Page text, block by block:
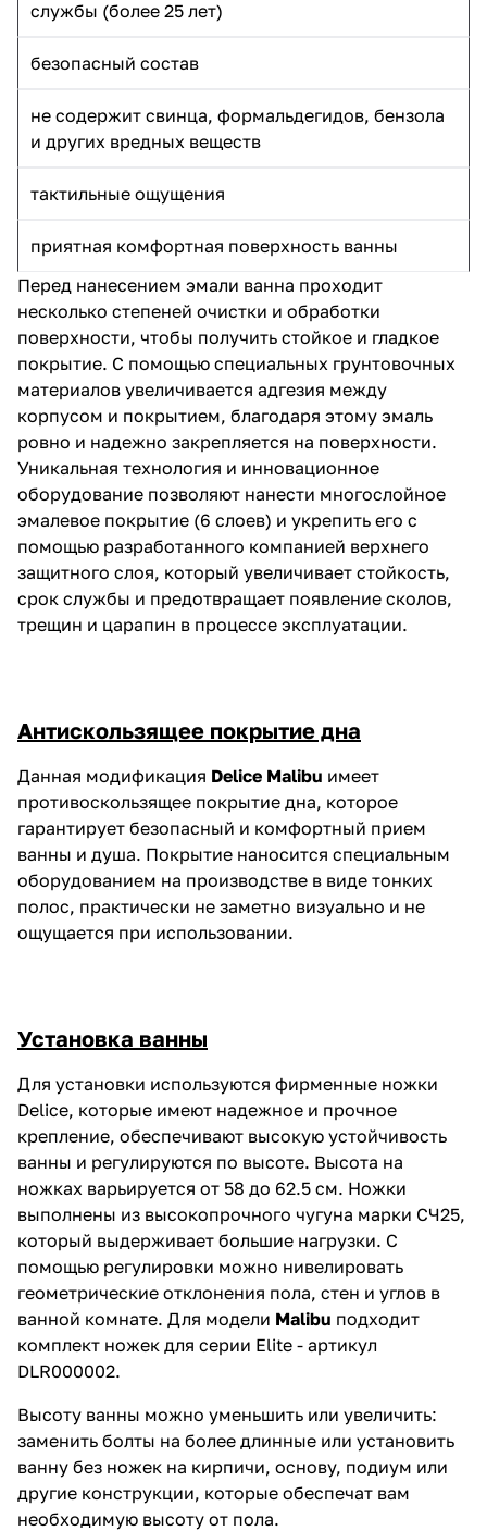
службы (более 25 лет)
безопасный состав
не содержит свинца, формальдегидов, бензола
и других вредных веществ
тактильные ощущения
приятная комфортная поверхность ванны
Перед нанесением эмали ванна проходит
несколько степеней очистки и обработки
поверхности, чтобы получить стойкое и гладкое
покрытие. С помощью специальных грунтовочных
материалов увеличивается адгезия между
корпусом и покрытием, благодаря этому эмаль
ровно и надежно закрепляется на поверхности.
Уникальная технология и инновационное
оборудование позволяют нанести многослойное
эмалевое покрытие (6 слоев) и укрепить его с
помощью разработанного компанией верхнего
защитного слоя, который увеличивает стойкость,
срок службы и предотвращает появление сколов,
трещин и царапин в процессе эксплуатации.
Антискользящее покрытие дна
Данная модификация Delice Malibu имеет
противоскользящее покрытие дна, которое
гарантирует безопасный и комфортный прием
ванны и душа. Покрытие наносится специальным
оборудованием на производстве в виде тонких
полос, практически не заметно визуально и не
ощущается при использовании.
Установка ванны
Для установки используются фирменные ножки
Delice, которые имеют надежное и прочное
крепление, обеспечивают высокую устойчивость
ванны и регулируются по высоте. Высота на
ножках варьируется от 58 до 62.5 см. Ножки
выполнены из высокопрочного чугуна марки СЧ25,
который выдерживает большие нагрузки. С
помощью регулировки можно нивелировать
геометрические отклонения пола, стен и углов в
ванной комнате. Для модели Malibu подходит
комплект ножек для серии Elite - артикул
DLR000002.
Высоту ванны можно уменьшить или увеличить:
заменить болты на более длинные или установить
ванну без ножек на кирпичи, основу, подиум или
другие конструкции, которые обеспечат вам
необходимую высоту от пола.